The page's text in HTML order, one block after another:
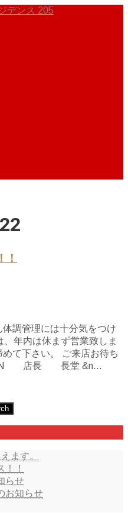
デンス 205
！
調管理には十分気をつけ
年内は休まず営業致しま
て下さい。 ご来店お待ち
TEN 店長 長堂 &n…
ます。
！
らせ
お知らせ